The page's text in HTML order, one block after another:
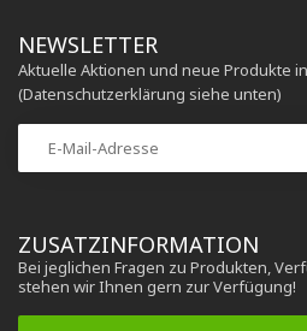
ZUSATZINFORMATION
Bei jeglichen Fragen zu Produkten,
stehen wir Ihnen gern zur Verfügung!
NEWSLETTER
Aktuelle Aktionen und neue Produkte
(Datenschutzerklärung siehe unten)